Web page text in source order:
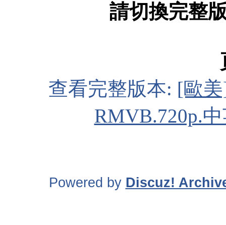
請切換完整
查看完整版本: [歐
RMVB.720p.
Powered by Discuz!